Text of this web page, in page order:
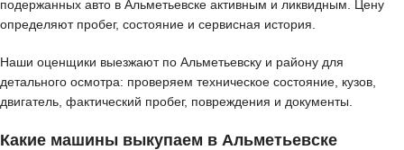
подержанных авто в Альметьевске активным и ликвидным. Цену
определяют пробег, состояние и сервисная история.
Наши оценщики выезжают по Альметьевску и району для
детального осмотра: проверяем техническое состояние, кузов,
двигатель, фактический пробег, повреждения и документы.
Какие машины выкупаем в Альметьевске